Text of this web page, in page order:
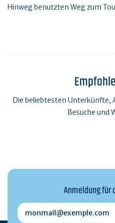
Hinweg benutzten Weg zum
Die beliebtesten
Besuche und
Anmeldung für
monmail@exemple.com